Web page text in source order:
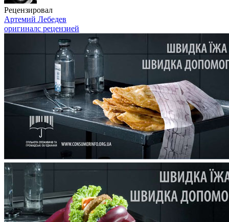
Рецензировал
Артемий Лебедев
оригиналс рецензией